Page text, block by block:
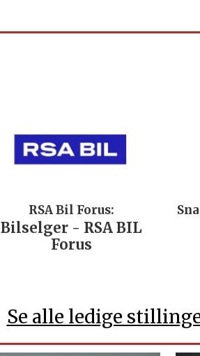
RSA Bil Forus:
Bilselger - RSA BIL
Forus
Se alle ledige